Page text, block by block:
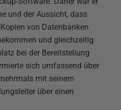
und der Aussicht, dass
von Datenbanken
und gleichzeitig
bei der Bereitstellung
sich umfassend über
mit seinem
über einen